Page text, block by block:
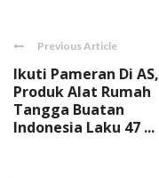
Previous Article
Ikuti Pameran Di AS,
Produk Alat Rumah
Tangga Buatan
Indonesia Laku 47 ...